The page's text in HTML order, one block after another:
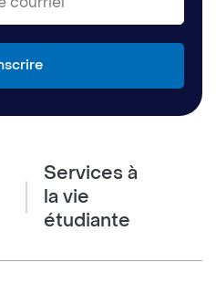
Services à
la vie
étudiante